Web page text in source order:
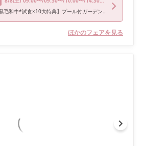
今季最大!!【黒毛和牛*試食×10大特典】プール付ガーデン&階段入場ALL体験
ほかのフェアを見る